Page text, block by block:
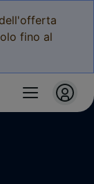
fino al